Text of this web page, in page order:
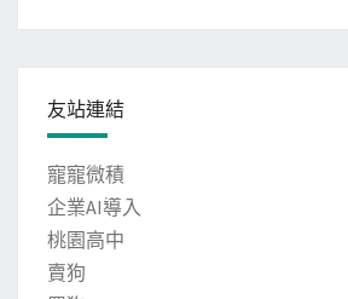
友站連結
寵寵微積
企業AI導入
桃園高中
賣狗